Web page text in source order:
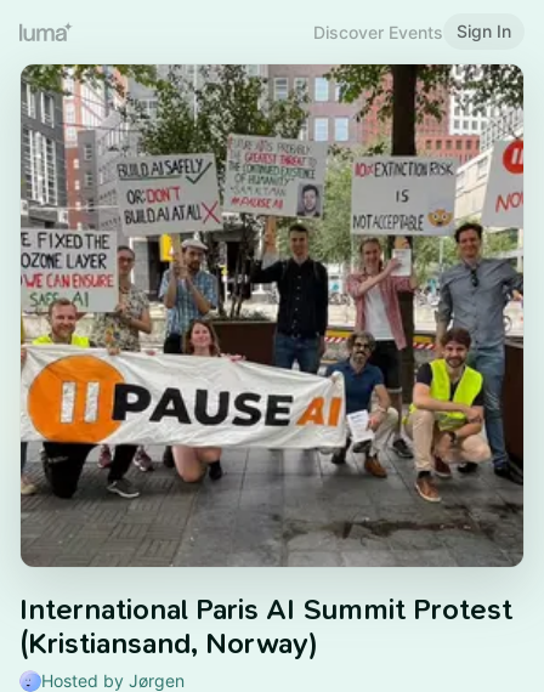
Discover Events Sign In
International Paris AI Summit Protest
(Kristiansand, Norway)
Hosted by Jørgen